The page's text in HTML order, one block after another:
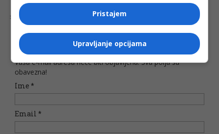
Šta mislite o ovoj temi?
Vaša e-mail adresa neće biti objavljena. Sva polja su
obavezna!
Ime *
Email *
Pristajem
Upravljanje opcijama